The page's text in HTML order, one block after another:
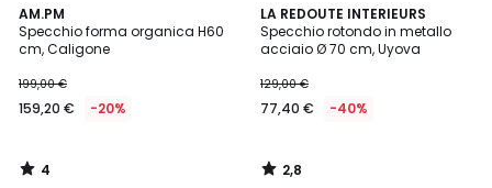
AM.PM
Specchio forma organica H60
cm, Caligone
199,00 €
159,20 € -20%
4
/
5
4
/
LA REDOUTE INTERIEURS
Specchio rotondo in metallo
acciaio Ø 70 cm, Uyova
129,00 €
77,40 € -40%
2,8
/ 5
2,8
/